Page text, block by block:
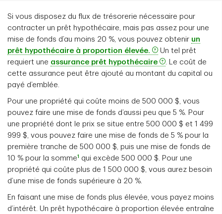
Si vous disposez du flux de trésorerie nécessaire pour
contracter un prêt hypothécaire, mais pas assez pour une
mise de fonds d’au moins 20 %, vous pouvez obtenir un
prêt hypothécaire à proportion élevée.
Un tel prêt
requiert une assurance prêt hypothécaire
. Le coût de
cette assurance peut être ajouté au montant du capital ou
payé d’emblée.
Pour une propriété qui coûte moins de 500 000 $, vous
pouvez faire une mise de fonds d’aussi peu que 5 %. Pour
une propriété dont le prix se situe entre 500 000 $ et 1 499
999 $, vous pouvez faire une mise de fonds de 5 % pour la
première tranche de 500 000 $, puis une mise de fonds de
10 % pour la somme1
qui excède 500 000 $. Pour une
propriété qui coûte plus de 1 500 000 $, vous aurez besoin
d’une mise de fonds supérieure à 20 %.
En faisant une mise de fonds plus élevée, vous payez moins
d’intérêt. Un prêt hypothécaire à proportion élevée entraîne